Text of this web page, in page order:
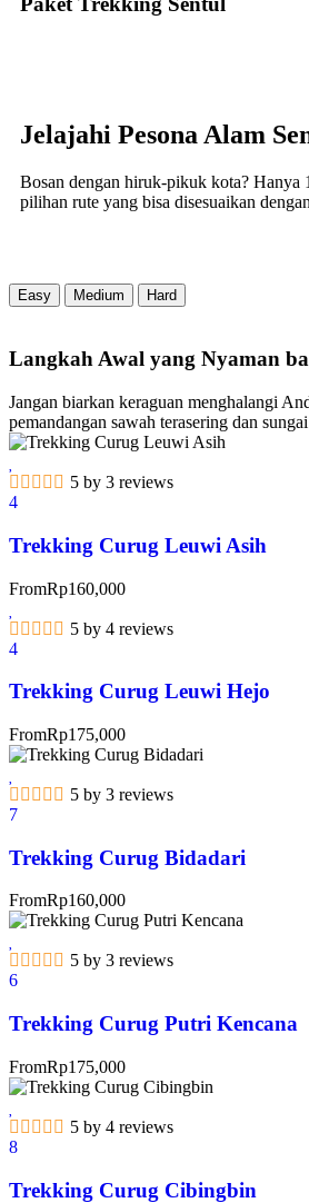
Jelajahi Pesona Alam
Bosan dengan hiruk-pikuk kota? Hanya
pilihan rute yang bisa disesuaikan
Easy Medium Hard
Langkah Awal yang Nyaman
Jangan biarkan keraguan menghalangi
pemandangan sawah terasering dan
5 by 3 reviews
4
Trekking Curug Leuwi Asih
FromRp160,000
5 by 4 reviews
4
Trekking Curug Leuwi Hejo
FromRp175,000
5 by 3 reviews
7
Trekking Curug Bidadari
FromRp160,000
5 by 3 reviews
6
Trekking Curug Putri Kencana
FromRp175,000
5 by 4 reviews
8
Trekking Curug Cibingbin